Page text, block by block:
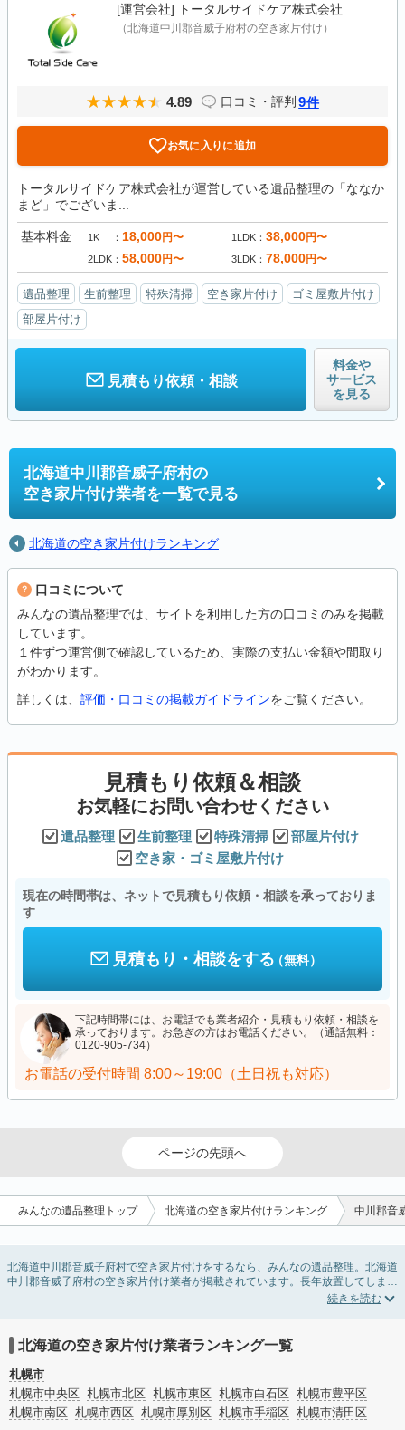
[運営会社] トータルサイドケア株式会社
（北海道中川郡音威子府村の空き家片付け）
4.89 口コミ・評判 9件
お気に入りに追加
トータルサイドケア株式会社が運営している遺品整理の「ななか
まど」でございま...
基本料金 1K 18,000円〜 1LDK 38,000円〜
2LDK 58,000円〜 3LDK 78,000円〜
遺品整理 生前整理 特殊清掃 空き家片付け
ゴミ屋敷片付け
部屋片付け
見積もり依頼・相談
料金や
サービス
を見る
北海道中川郡音威子府村の
空き家片付け業者を一覧で見る
北海道の空き家片付けランキング
口コミについて
みんなの遺品整理では、サイトを利用した方の口コミのみを掲載
しています。
１件ずつ運営側で確認しているため、実際の支払い金額や間取り
がわかります。
詳しくは、 評価・口コミの掲載ガイドラインをご覧ください。
見積もり依頼＆相談
お気軽にお問い合わせください
遺品整理 生前整理 特殊清掃
部屋片付け
空き家・ゴミ屋敷片付け
現在の時間帯は、ネットで見積もり依頼・相談を承っておりま
す
見積もり・相談をする（無料）
下記時間帯には、お電話でも業者紹介・見積もり依頼・相談を
承っております。お急ぎの方はお電話ください。（通話無料：
0120-905-734）
お電話の受付時間 8:00～19:00（土日祝も対応）
ページの先頭へ
みんなの遺品整理トップ 北海道の空き家片付けランキング 中川郡音
北海道中川郡音威子府村で空き家片付けをするなら、みんなの遺品整理。北海道
中川郡音威子府村の空き家片付け業者が掲載されています。長年放置してしまっ
た実家の片付けや、相続したが住む予定のない親の家の不用品の処分・回収・引
などの絞り込み条件を利用し検索してみましょう。
また家一軒まるごとの掃除方法・空家対策特別措置法の法改正に伴う空き家の片
付けについての情報も豊富です。
北海道の空き家片付け業者ランキング一覧
札幌市
札幌市中央区 札幌市北区 札幌市東区 札幌市白石区 札幌市豊平区
札幌市南区 札幌市西区 札幌市厚別区 札幌市手稲区 札幌市清田区